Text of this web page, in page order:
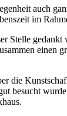
auch
im
Stelle
einen
die
besucht